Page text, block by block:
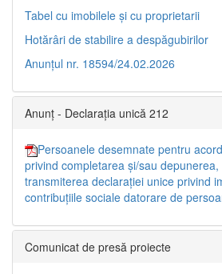
Tabel cu imobilele și cu proprietarii
Hotărâri de stabilire a despăgubirilor
Anunțul nr. 18594/24.02.2026
Anunț - Declarația unică 212
Persoanele desemnate pentru
privind completarea și/sau
transmiterea declarației unice privind
contribuțiile sociale datorare de
Comunicat de presă proiecte